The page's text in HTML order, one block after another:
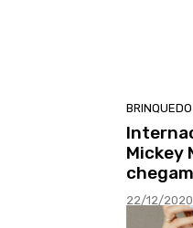
BRINQUEDO
Mickey
22/12/2020